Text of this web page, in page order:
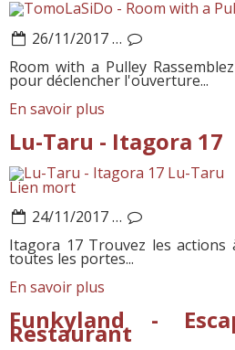
26/11/2017…
Room with a Pulley
pour déclencher l'ouverture...
En savoir plus
Lu-Taru - Itagora 17
Lu-Taru
Lien mort
24/11/2017…
Itagora 17 Trouvez les
toutes les portes...
En savoir plus
Funkyland -
Restaurant